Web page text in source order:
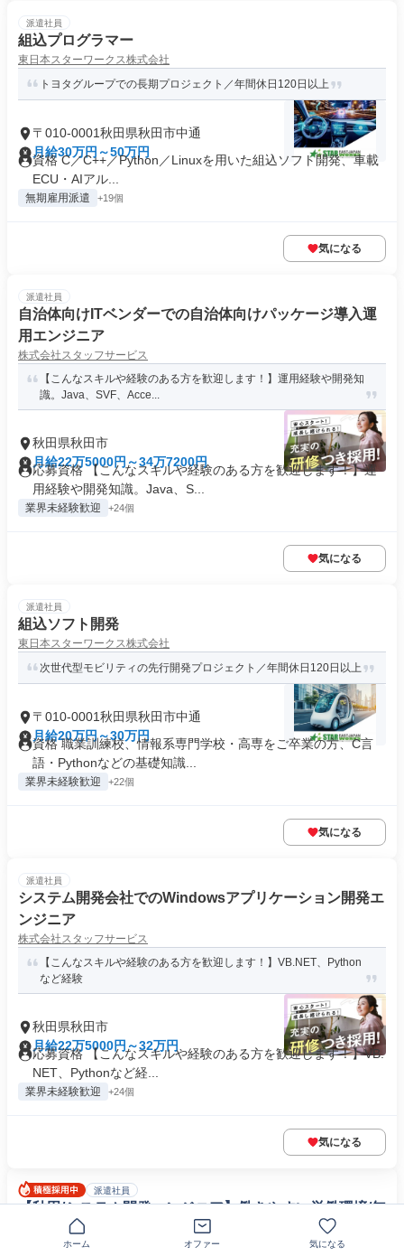
派遣社員
組込プログラマー
東日本スターワークス株式会社
トヨタグループでの長期プロジェクト／年間休日120日以上
〒010-0001秋田県秋田市中通
月給30万円～50万円
資格 C／C++／Python／Linuxを用いた組込ソフト開発、車載
ECU・AIアル...
無期雇用派遣 +19個
気になる
派遣社員
自治体向けITベンダーでの自治体向けパッケージ導入運
用エンジニア
株式会社スタッフサービス
【こんなスキルや経験のある方を歓迎します！】運用経験や開発知
識。Java、SVF、Acce...
秋田県秋田市
月給22万5000円～34万7200円
応募資格 【こんなスキルや経験のある方を歓迎します！】運
用経験や開発知識。Java、S...
業界未経験歓迎 +24個
気になる
派遣社員
組込ソフト開発
東日本スターワークス株式会社
次世代型モビリティの先行開発プロジェクト／年間休日120日以上
〒010-0001秋田県秋田市中通
月給20万円～30万円
資格 職業訓練校、情報系専門学校・高専をご卒業の方、C言
語・Pythonなどの基礎知識...
業界未経験歓迎 +22個
気になる
派遣社員
システム開発会社でのWindowsアプリケーション開発エ
ンジニア
株式会社スタッフサービス
【こんなスキルや経験のある方を歓迎します！】VB.NET、Python
など経験
秋田県秋田市
月給22万5000円～32万円
応募資格 【こんなスキルや経験のある方を歓迎します！】VB.
NET、Pythonなど経...
業界未経験歓迎 +24個
気になる
派遣社員
【秋田/システム開発エンジニア】働きやすい労働環境/無
期雇用派遣 web/オープンSE
株式会社ウイルテック
ホーム オファー 気になる